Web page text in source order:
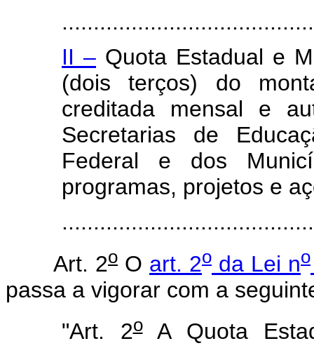
II – Quota Estadual e
(dois terços) do
creditada mensal e
Secretarias de
Federal e dos
programas, projetos e
Art. 2o O art. 2o da Lei no
passa a vigorar com a
"Art. 2oA Quota